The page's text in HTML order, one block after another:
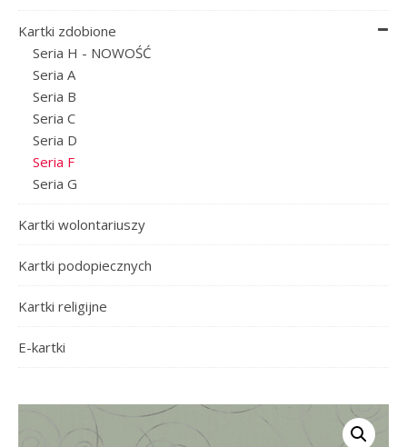
Kartki zdobione
Seria H - NOWOŚĆ
Seria A
Seria B
Seria C
Seria D
Seria F
Seria G
Kartki wolontariuszy
Kartki podopiecznych
Kartki religijne
E-kartki